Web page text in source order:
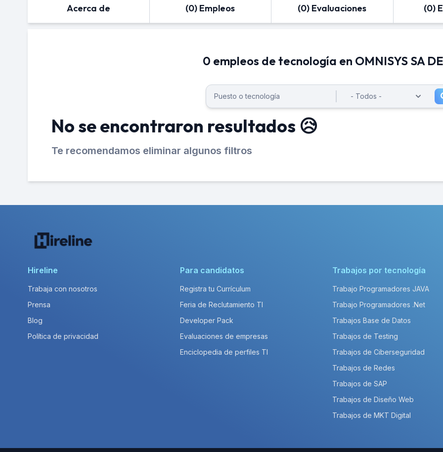
Acerca de (0) Empleos (0) Evaluaciones (0)
0 empleos de tecnología en OMNISYS SA
No se encontraron resultados 😥
Te recomendamos eliminar algunos filtros
Hireline
Trabaja con nosotros
Prensa
Blog
Política de privacidad
Para candidatos
Registra tu Currículum
Feria de Reclutamiento TI
Developer Pack
Evaluaciones de empresas
Enciclopedia de perfiles TI
Trabajos por tecnología
Trabajo Programadores JAVA
Trabajo Programadores .Net
Trabajos Base de Datos
Trabajos de Testing
Trabajos de Ciberseguridad
Trabajos de Redes
Trabajos de SAP
Trabajos de Diseño Web
Trabajos de MKT Digital